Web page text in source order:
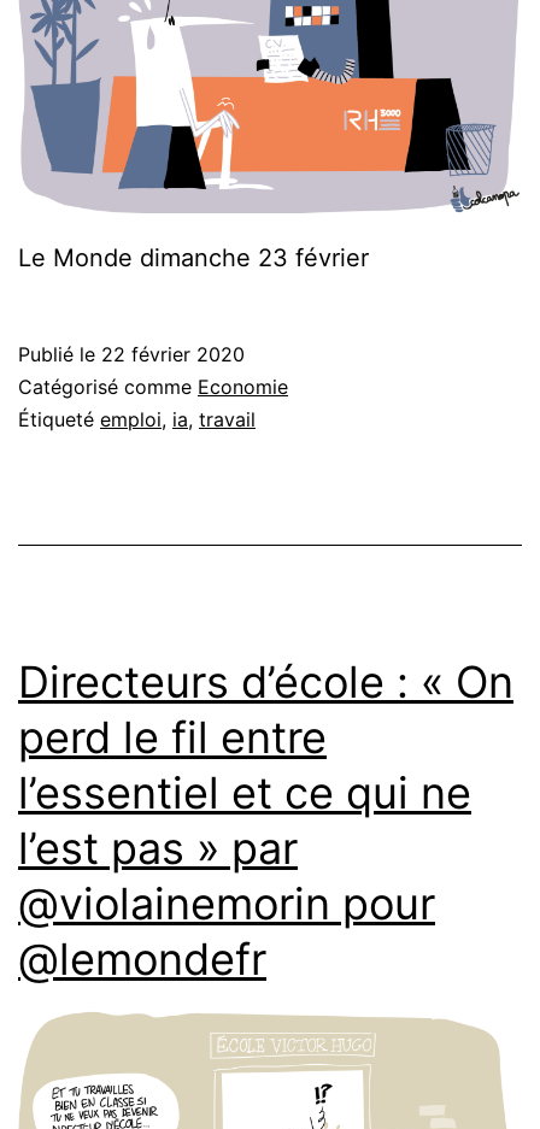
Le Monde dimanche 23 février
Publié le 22 février 2020
Catégorisé comme Economie
Étiqueté emploi, ia, travail
Directeurs d’école : « On
perd le fil entre
l’essentiel et ce qui ne
l’est pas » par
@violainemorin pour
@lemondefr